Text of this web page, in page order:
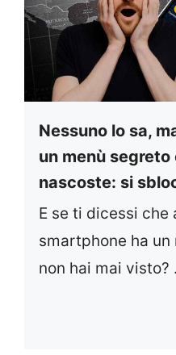
Nessuno lo sa,
un menù
nascoste: si
E se ti dicessi che
smartphone ha
non hai mai visto?